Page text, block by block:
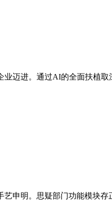
业迈进。通过AI的全面扶植
申明。思疑部门功能模块